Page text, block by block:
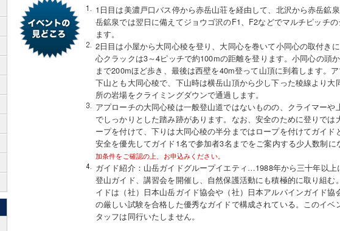
1日目は美濃戸口バス停から赤岳山荘を経由して、北沢から赤岳鉱
岳鉱泉では翌日に備えてジョウゴ沢のF1、F2などでマルチピッチ
ます。
2日目は小屋から大同心稜を登り、大同心を巻いて小同心の取付き
心クラックは3～4ピッチで約100mの距離を登ります。小同心の頭
まで200mほど歩き、最後は西壁を40m登って山頂に到着します。ア
下山とも大同心稜で、下山時は横岳山頂から少し下った稜線より大
所の岩場をクライミングダウンで通過します。
アプローチの大同心稜は一般登山道ではないものの、クライマーや
でしっかりとした踏み跡があります。なお、安全のために登りでは
ープを付けて、下りは大同心稜の半分まではロープを付けてガイド
安全を優先してガイド1名で参加者3名までをご案内する少人数制に
加条件をご確認の上、お申込みください。
ガイド紹介：山岳ガイドグループイエティ…1988年から三十年以上
登山ガイド、講習会を開催し、自然保護活動にも積極的に取り組む
イドは（社）日本山岳ガイド協会や（社）日本アルパインガイド協
の厳しい試験を合格した優秀なガイドで構成されている。このイベ
タッフは同行いたしません。